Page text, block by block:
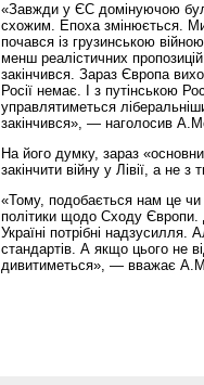
«Завжди у ЄС домінуючою
схожим. Епоха змінюється. Ми
почався із грузинською
менш реалістичних
закінчився. Зараз Європа
Росії немає. І з путінською
управлятиметься
закінчився», — наголосив
На його думку, зараз
закінчити війну у Лівії, а не
«Тому, подобається нам це
політики щодо Сходу Європи.
Україні потрібні
стандартів. А якщо цього не
дивитиметься», — вважає